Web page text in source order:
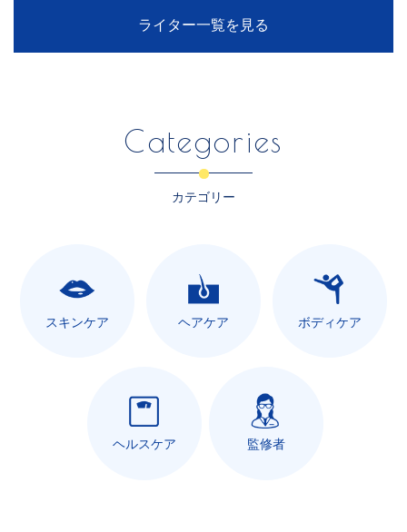
ライター一覧を見る
Categories
カテゴリー
スキンケア ヘアケア ボディケア
ヘルスケア 監修者